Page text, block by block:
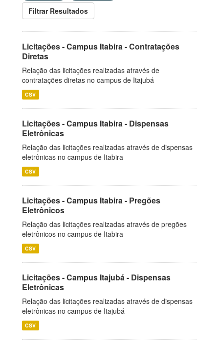
Filtrar Resultados
Licitações - Campus Itabira - Contratações
Diretas
Relação das licitações realizadas através de
contratações diretas no campus de Itajubá
CSV
Licitações - Campus Itabira - Dispensas
Eletrônicas
Relação das licitações realizadas através de dispensas
eletrônicas no campus de Itabira
CSV
Licitações - Campus Itabira - Pregões
Eletrônicos
Relação das licitações realizadas através de pregões
eletrônicos no campus de Itabira
CSV
Licitações - Campus Itajubá - Dispensas
Eletrônicas
Relação das licitações realizadas através de dispensas
eletrônicas no campus de Itajubá
CSV